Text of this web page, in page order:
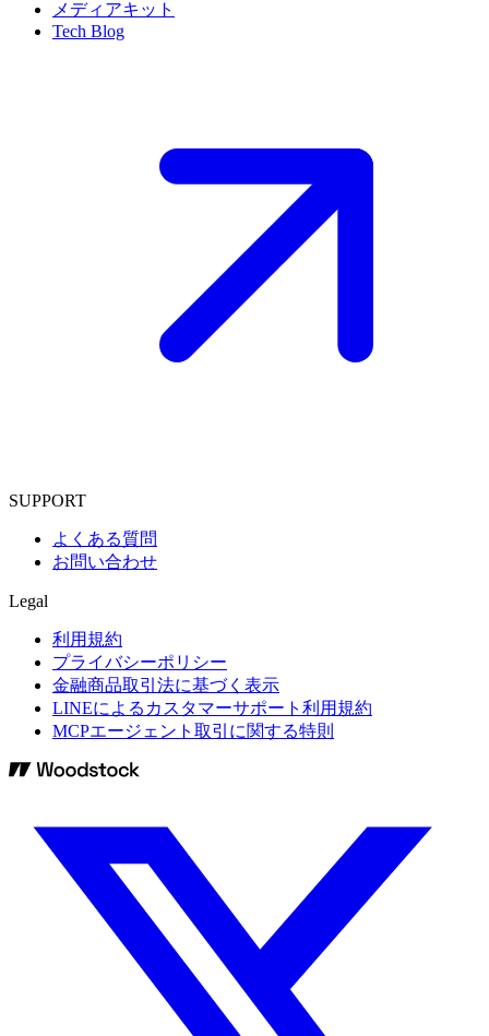
メディアキット
Tech Blog
SUPPORT
よくある質問
お問い合わせ
Legal
利用規約
プライバシーポリシー
金融商品取引法に基づく表示
LINEによるカスタマーサポート利用規約
MCPエージェント取引に関する特則